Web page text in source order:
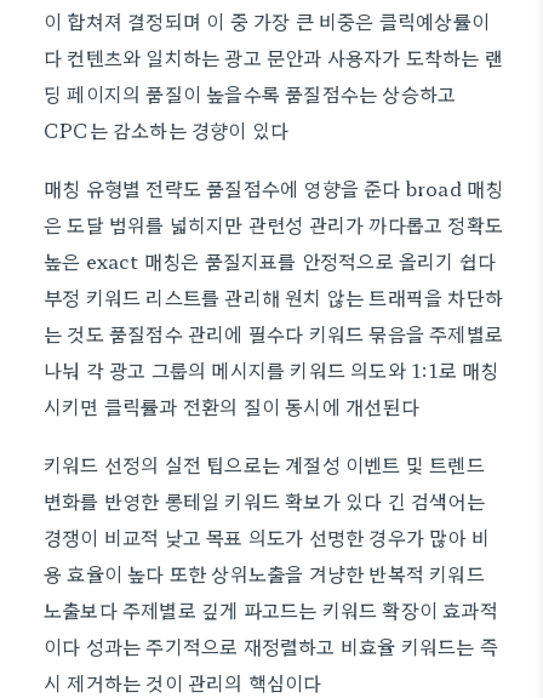
이 합쳐져 결정되며 이 중 가장 큰 비중은 클릭예상률이
다 컨텐츠와 일치하는 광고 문안과 사용자가 도착하는 랜
딩 페이지의 품질이 높을수록 품질점수는 상승하고
CPC는 감소하는 경향이 있다
매칭 유형별 전략도 품질점수에 영향을 준다 broad 매칭
은 도달 범위를 넓히지만 관련성 관리가 까다롭고 정확도
높은 exact 매칭은 품질지표를 안정적으로 올리기 쉽다
부정 키워드 리스트를 관리해 원치 않는 트래픽을 차단하
는 것도 품질점수 관리에 필수다 키워드 묶음을 주제별로
나눠 각 광고 그룹의 메시지를 키워드 의도와 1:1로 매칭
시키면 클릭률과 전환의 질이 동시에 개선된다
키워드 선정의 실전 팁으로는 계절성 이벤트 및 트렌드
변화를 반영한 롱테일 키워드 확보가 있다 긴 검색어는
경쟁이 비교적 낮고 목표 의도가 선명한 경우가 많아 비
용 효율이 높다 또한 상위노출을 겨냥한 반복적 키워드
노출보다 주제별로 깊게 파고드는 키워드 확장이 효과적
이다 성과는 주기적으로 재정렬하고 비효율 키워드는 즉
시 제거하는 것이 관리의 핵심이다